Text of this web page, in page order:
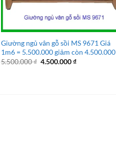
Giường ngủ vân gỗ sồi MS 9671 Giá
1m6 = 5.500.000 giảm còn 4.500.000
5.500.000₫ Giá
4.500.000₫Giá